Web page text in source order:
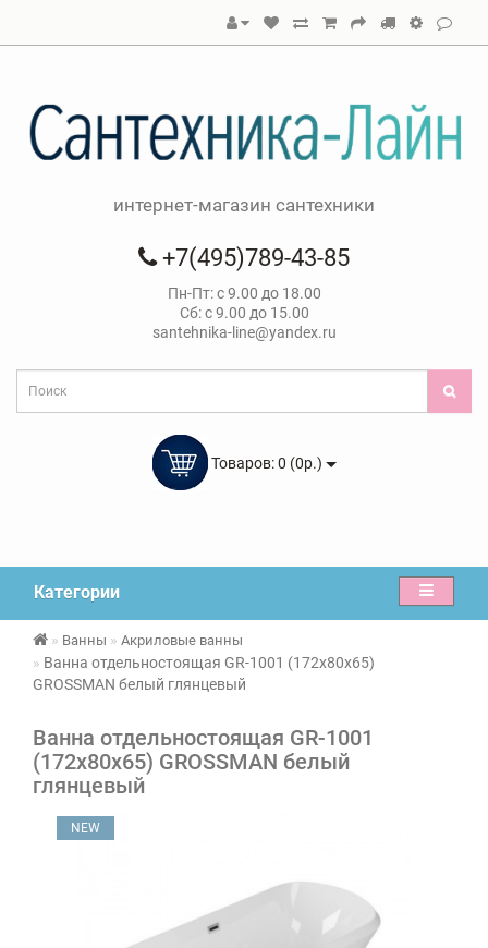
интернет-магазин сантехники
+7(495)789-43-85
Пн-Пт: с 9.00 до 18.00
Сб: с 9.00 до 15.00
santehnika-line@yandex.ru
Товаров: 0 (0р.)
Категории
Ванны Акриловые ванны
Ванна отдельностоящая GR-1001 (172x80x65)
GROSSMAN белый глянцевый
Ванна отдельностоящая GR-1001
(172x80x65) GROSSMAN белый
глянцевый
NEW